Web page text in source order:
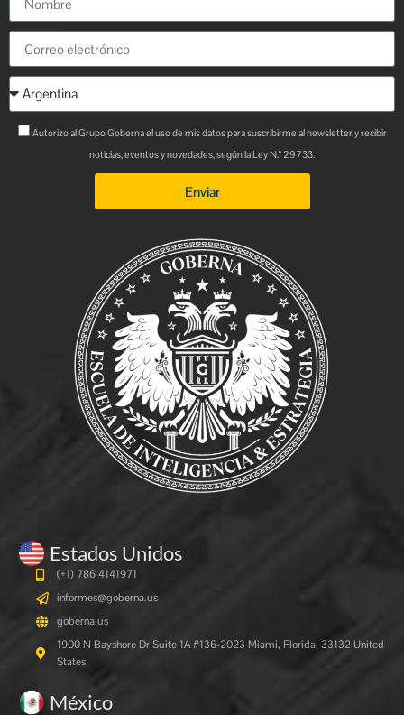
Autorizo al Grupo Goberna el uso de mis datos para suscribirme al newsletter y recibir
noticias, eventos y novedades, según la Ley N.° 29733.
Enviar
Estados Unidos
(+1) 786 4141971
informes@goberna.us
goberna.us
1900 N Bayshore Dr Suite 1A #136-2023 Miami, Florida, 33132 United
States
México